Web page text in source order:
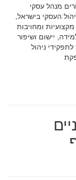
שבוחרים מנהל עסקי
העסקי בישראל,
ומחויבות
יישום ושיפור
ניהול